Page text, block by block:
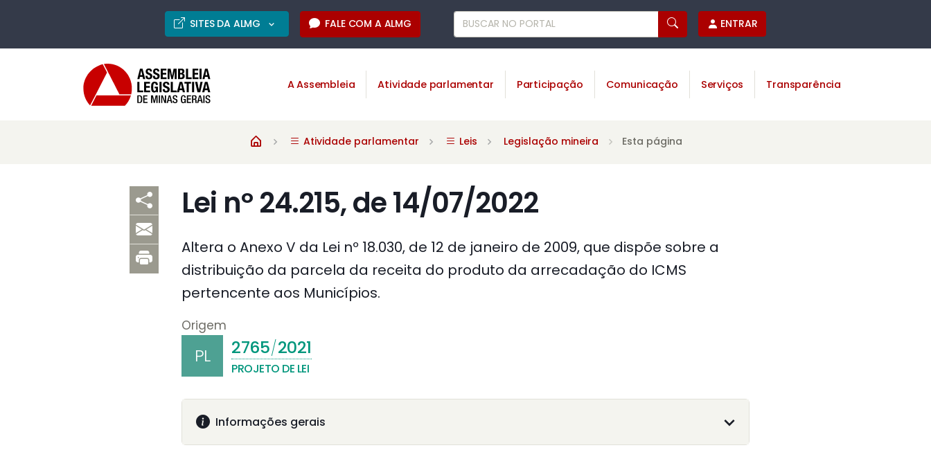
SITES DA ALMG FALE COM A ALMG ENTRAR
A Assembleia Atividade parlamentar Participação Comunicação Serviços Transparência
Atividade parlamentar Leis Legislação mineira Esta página
Lei nº 24.215, de 14/07/2022
Altera o Anexo V da Lei nº 18.030, de 12 de janeiro de 2009, que dispõe sobre a
distribuição da parcela da receita do produto da arrecadação do ICMS
pertencente aos Municípios.
Origem
PL 2765/2021
PROJETO DE LEI
Informações gerais